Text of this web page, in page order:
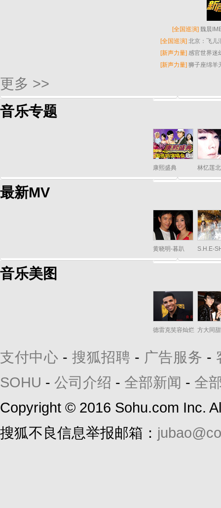
[全国巡演] 魏晨
[全国巡演] 北京：飞儿
[新声力量] 感官世界迷
[新声力量] 狮子座绵羊
更多 >>
音乐专题
康熙盛典 林忆莲
最新MV
黄晓明-暮趴 S.H.E-
音乐美图
德雷克笑容灿烂 方大同
支付中心 - 搜狐招聘 - 广告服务 -
SOHU - 公司介绍 - 全部新闻 - 全
Copyright © 2016 Sohu.com Inc.
搜狐不良信息举报邮箱：